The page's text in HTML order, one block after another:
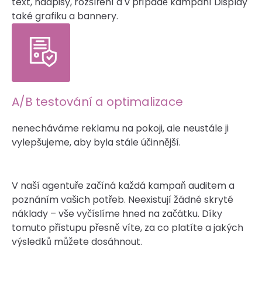
také grafiku a bannery.
A/B testování a optimalizace
nenecháváme reklamu na pokoji, ale neustále ji
vylepšujeme, aby byla stále účinnější.
V naší agentuře začíná každá kampaň auditem a
poznáním vašich potřeb. Neexistují žádné skryté
náklady – vše vyčíslíme hned na začátku. Díky
tomuto přístupu přesně víte, za co platíte a jakých
výsledků můžete dosáhnout.